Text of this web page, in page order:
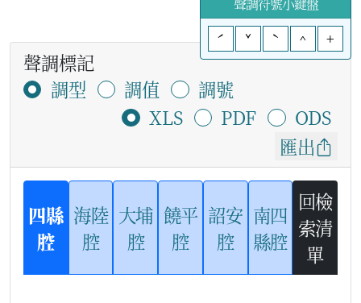
ˊ
ˇ ˋ ^ +
聲調標記
調型
調值
調號
XLS
PDF
ODS
匯出
四縣
腔
海陸
腔
大埔
腔
饒平
腔
詔安
腔
南四
縣腔
回檢
索清
單